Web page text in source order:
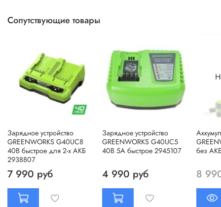
Сопутствующие товары
Зарядное устройство
GREENWORKS G40UC8
40В быстрое для 2-х АКБ
2938807
7 990 руб
Зарядное устройство
GREENWORKS G40UC5
40В 5А быстрое 2945107
4 990 руб
без
8